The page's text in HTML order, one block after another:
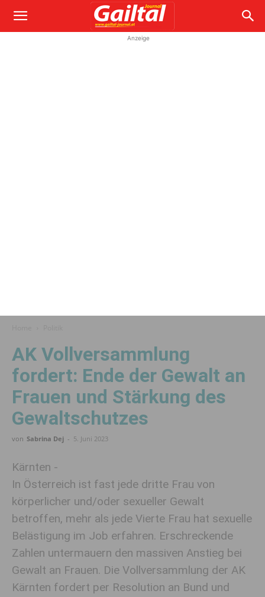
Anzeige
AK Vollversammlung
fordert: Ende der Gewalt an
Frauen und Stärkung des
Gewaltschutzes
von Sabrina Dej - 5. Juni 2023
Kärnten -
In Österreich ist fast jede dritte Frau von
körperlicher und/oder sexueller Gewalt
betroffen, mehr als jede Vierte Frau hat sexuelle
Belästigung im Job erfahren. Erschreckende
Zahlen untermauern den massiven Anstieg bei
Gewalt an Frauen. Die Vollversammlung der AK
Kärnten fordert per Resolution an Bund und